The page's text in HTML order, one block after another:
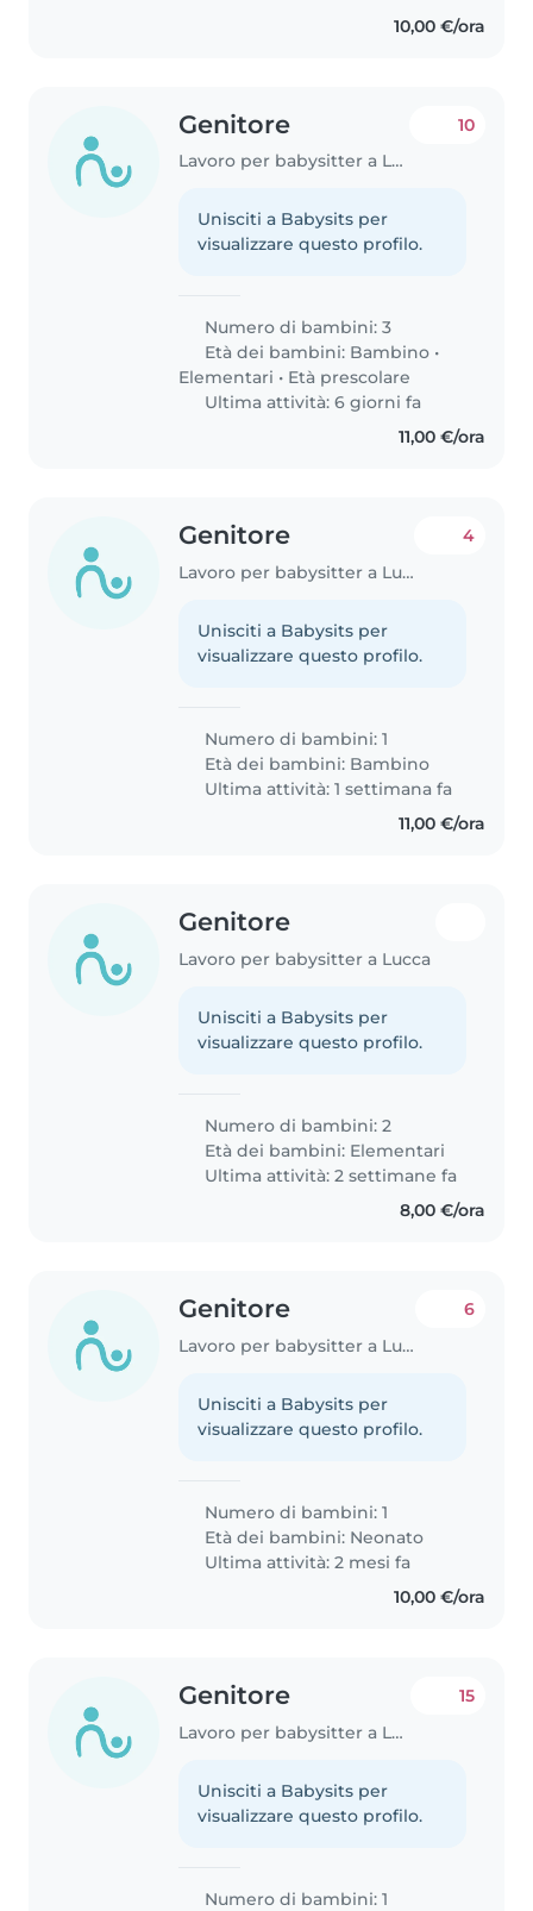
10,00 €/ora
Genitore
Lavoro per babysitter a Lucca
10
Unisciti a Babysits per
visualizzare questo profilo.
Numero di bambini: 3
Età dei bambini: Bambino •
Elementari • Età prescolare
Ultima attività: 6 giorni fa
11,00 €/ora
Genitore
Lavoro per babysitter a Lucca
4
Unisciti a Babysits per
visualizzare questo profilo.
Numero di bambini: 1
Età dei bambini: Bambino
Ultima attività: 1 settimana fa
11,00 €/ora
Genitore
Lavoro per babysitter a Lucca
Unisciti a Babysits per
visualizzare questo profilo.
Numero di bambini: 2
Età dei bambini: Elementari
Ultima attività: 2 settimane fa
8,00 €/ora
Genitore
Lavoro per babysitter a Lucca
6
Unisciti a Babysits per
visualizzare questo profilo.
Numero di bambini: 1
Età dei bambini: Neonato
Ultima attività: 2 mesi fa
10,00 €/ora
Genitore
Lavoro per babysitter a Lucca
15
Unisciti a Babysits per
visualizzare questo profilo.
Numero di bambini: 1